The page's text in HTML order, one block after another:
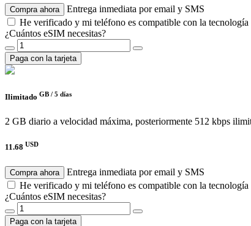
Compra ahora
Entrega inmediata por email y SMS
He verificado y mi teléfono es compatible con la tecnología
¿Cuántos eSIM necesitas?
Paga con la tarjeta
Ilimitado GB / 5 días
2 GB diario a velocidad máxima, posteriormente 512 kbps
11.68 USD
Compra ahora
Entrega inmediata por email y SMS
He verificado y mi teléfono es compatible con la tecnología
¿Cuántos eSIM necesitas?
Paga con la tarjeta